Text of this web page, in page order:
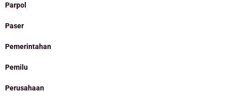
Parpol
Paser
Pemerintahan
Pemilu
Perusahaan